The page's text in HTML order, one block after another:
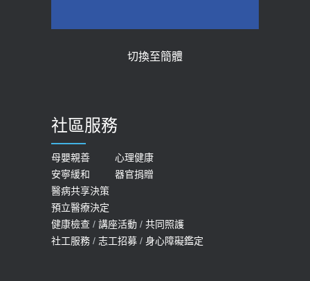
切換至簡體
社區服務
母嬰親善
心理健康
安寧緩和
器官捐贈
醫病共享決策
預立醫療決定
健康檢查 / 講座活動 / 共同照護
社工服務 / 志工招募 / 身心障礙鑑定